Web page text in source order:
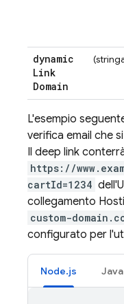
dynamic
Link
Domain
L'esempio
verifica email che
Il deep link
https://
cartId=1234
collegamento
custom-
configurato per
Node.js Java